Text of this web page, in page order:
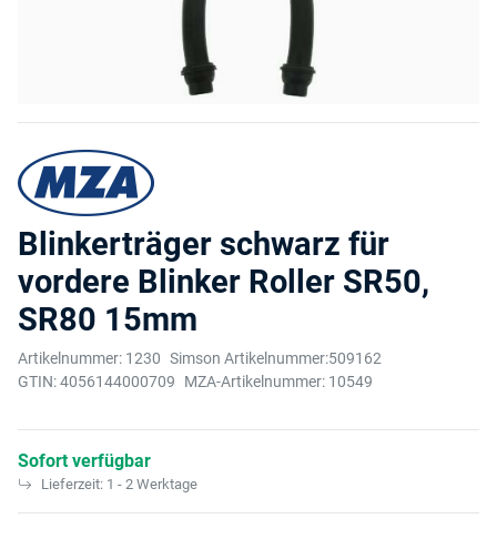
Blinkerträger schwarz für
vordere Blinker Roller SR50,
SR80 15mm
Artikelnummer: 1230 Simson Artikelnummer:509162
GTIN:4056144000709 MZA-Artikelnummer: 10549
Sofort verfügbar
Lieferzeit: 1 - 2 Werktage